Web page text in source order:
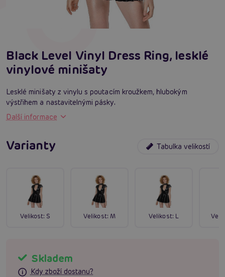
Black Level Vinyl Dress Ring, lesklé
vinylové minišaty
Lesklé minišaty z vinylu s poutacím kroužkem, hlubokým
výstřihem a nastavitelnými pásky.
Další informace
Varianty Tabulka velikostí
Velikost: S Velikost: M Velikost: L
Skladem
Kdy zboží dostanu?